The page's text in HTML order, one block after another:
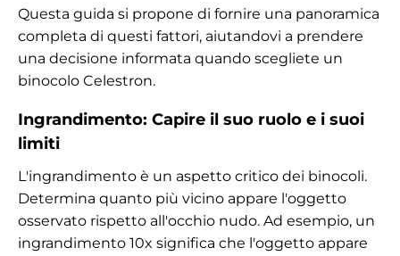
Questa guida si propone di fornire una panoramica
completa di questi fattori, aiutandovi a prendere
una decisione informata quando scegliete un
binocolo Celestron.
Ingrandimento: Capire il suo ruolo e i suoi
limiti
L'ingrandimento è un aspetto critico dei binocoli.
Determina quanto più vicino appare l'oggetto
osservato rispetto all'occhio nudo. Ad esempio, un
ingrandimento 10x significa che l'oggetto appare